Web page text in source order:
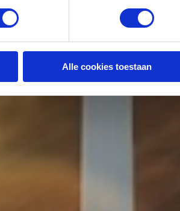
Alle cookies toestaan